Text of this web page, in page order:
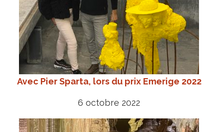
Avec Pier Sparta, lors du prix Emerige 2022
6 octobre 2022